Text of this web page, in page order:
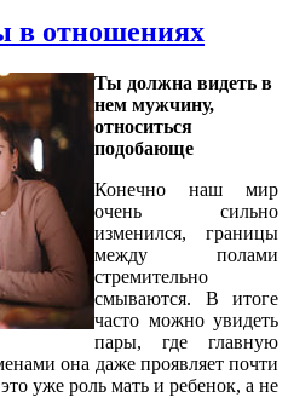
в отношениях
Ты должна видеть в
нем мужчину,
относиться
подобающе
Конечно наш мир
очень сильно
изменился, границы
между полами
стремительно
смываются. В итоге
часто можно увидеть
пары, где главную
она даже проявляет почти
уже роль мать и ребенок, а не